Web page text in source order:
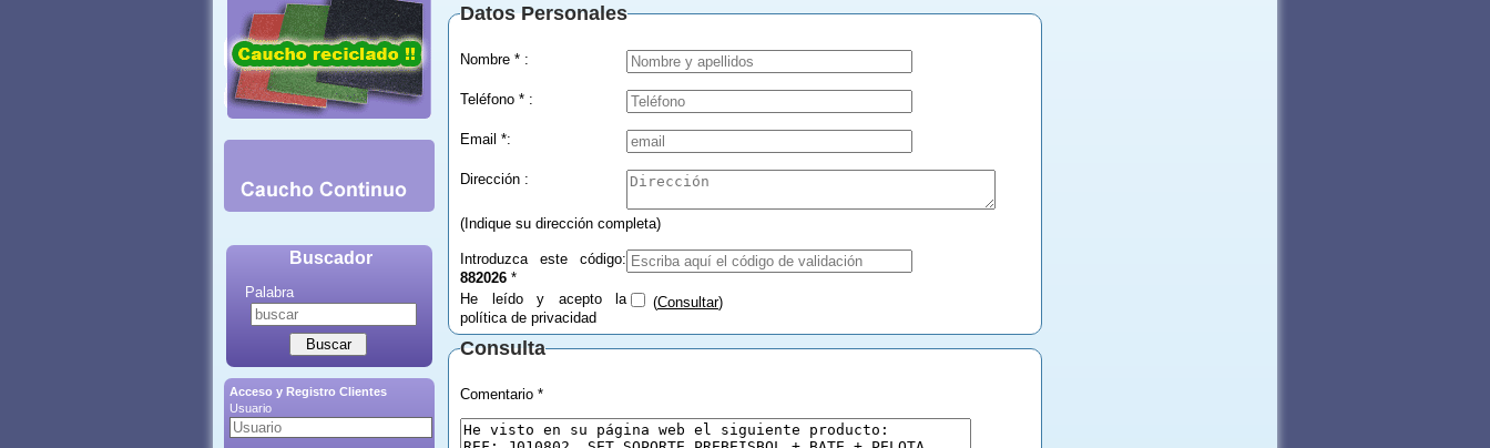
Buscador
Palabra
Acceso y Registro Clientes
Usuario
Datos Personales
Nombre * :
Teléfono * :
Email *:
Dirección :
(Indique su dirección completa)
Introduzca este código:
882026 *
He leído y acepto la
política de privacidad
(Consultar)
Consulta
Comentario *